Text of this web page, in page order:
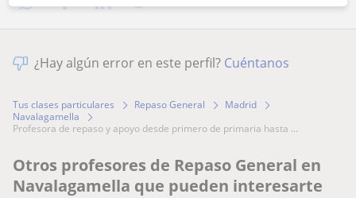
¿Hay algún error en este perfil? Cuéntanos
Tus clases particulares Repaso General
Madrid
Navalagamella
profesora de repaso y apoyo desde primero de primaria hasta ...
Otros profesores de Repaso General en
Navalagamella que pueden interesarte